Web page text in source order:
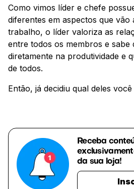
Como vimos líder e chefe
diferentes em aspectos que vão
trabalho, o líder valoriza as
entre todos os membros e sabe
diretamente na produtividade e
de todos.
Então, já decidiu qual deles
Receba
da sua loja!